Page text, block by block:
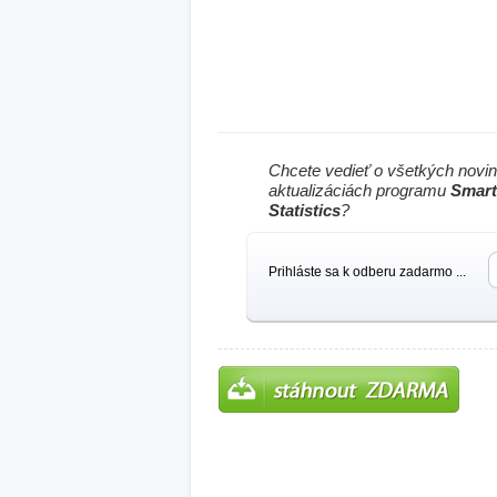
Chcete vedieť o všetkých
aktualizáciách programu
Statistics?
Prihláste sa k odberu zadarmo ...